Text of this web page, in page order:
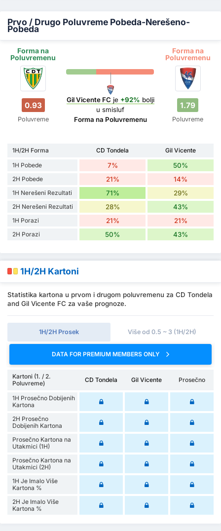
Prvo / Drugo Poluvreme Pobeda-Nerešeno-
Pobeda
Forma na
Poluvremenu
Forma na
Poluvremenu
0.93
Poluvreme
Gil Vicente FC je +92% bolji
u smisluf
Forma na Poluvremenu
1.79
Poluvreme
1H/2H Forma CD Tondela
Gil Vicente
1H Pobede
7% 50%
2H Pobede 21% 14%
1H Nerešeni Rezultati 71% 29%
2H Nerešeni Rezultati 28% 43%
1H Porazi 21% 21%
2H Porazi 50% 43%
1H/2H Kartoni
Statistika kartona u prvom i drugom poluvremenu za CD Tondela
and Gil Vicente FC za vaše prognoze.
1H/2H Prosek Više od 0.5 ~ 3 (1H/2H)
DATA FOR PREMIUM MEMBERS ONLY
Kartoni (1. / 2.
Poluvreme)
CD Tondela Gil Vicente Prosečno
1H Prosečno Dobijenih
Kartona
2H Prosečno
Dobijenih Kartona
Prosečno Kartona na
Utakmici (1H)
Prosečno Kartona na
Utakmici (2H)
1H Je Imalo Više
Kartona %
2H Je Imalo Više
Kartona %